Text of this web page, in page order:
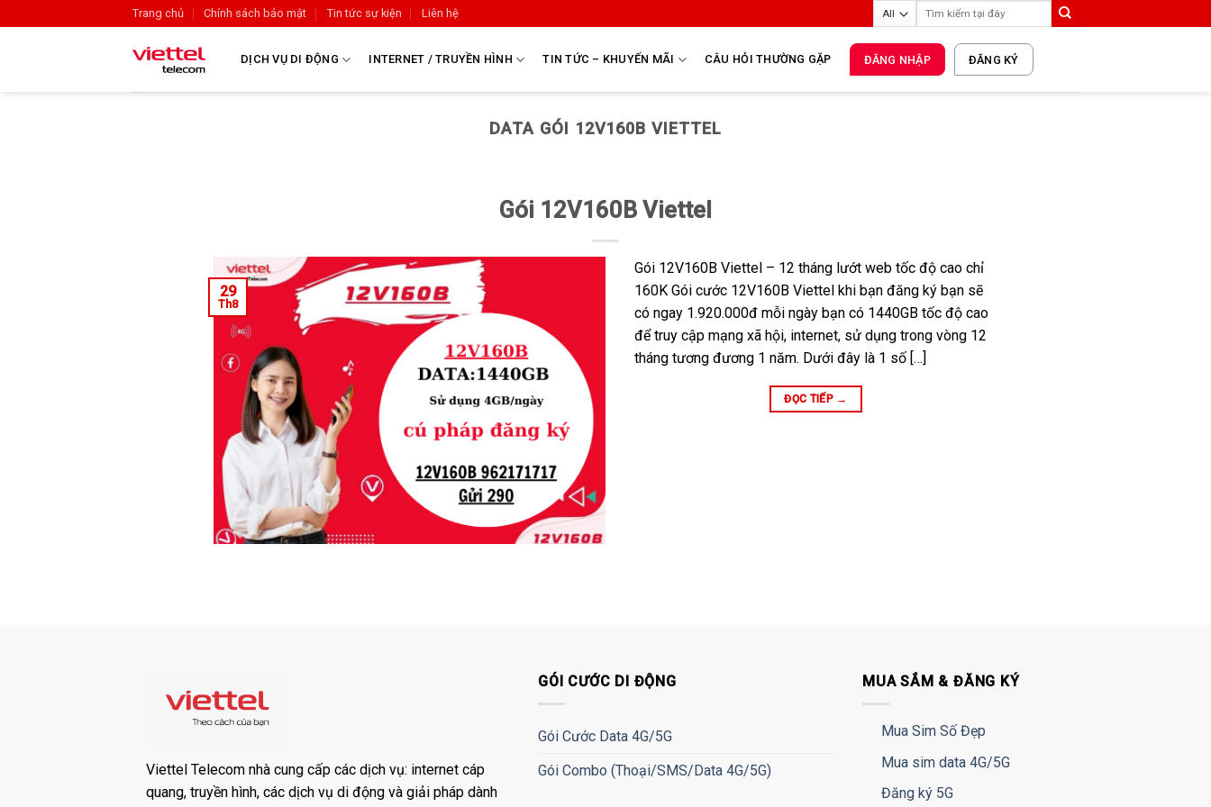
Trang chủ Chính sách bảo mật Tin tức sự kiện Liên hệ
DỊCH VỤ DI ĐỘNG INTERNET / TRUYỀN HÌNH TIN TỨC – KHUYẾN MÃI CÂU HỎI THƯỜNG GẶP ĐĂNG NHẬP ĐĂNG KÝ
DATA GÓI 12V160B VIETTEL
Gói 12V160B Viettel
29
Th8
Gói 12V160B Viettel – 12 tháng lướt web tốc độ cao chỉ
160K Gói cước 12V160B Viettel khi bạn đăng ký bạn sẽ
có ngay 1.920.000đ mỗi ngày bạn có 1440GB tốc độ cao
để truy cập mạng xã hội, internet, sử dụng trong vòng 12
tháng tương đương 1 năm. Dưới đây là 1 số […]
ĐỌC TIẾP →
Viettel Telecom nhà cung cấp các dịch vụ: internet cáp
quang, truyền hình, các dịch vụ di động và giải pháp dành
GÓI CƯỚC DI ĐỘNG
Gói Cước Data 4G/5G
Gói Combo (Thoại/SMS/Data 4G/5G)
MUA SẮM & ĐĂNG KÝ
Mua Sim Số Đẹp
Mua sim data 4G/5G
Đăng ký 5G